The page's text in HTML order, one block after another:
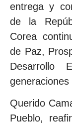
entrega y
de la
Corea
de Paz,
Desarrollo
generaciones
Querido
Pueblo,